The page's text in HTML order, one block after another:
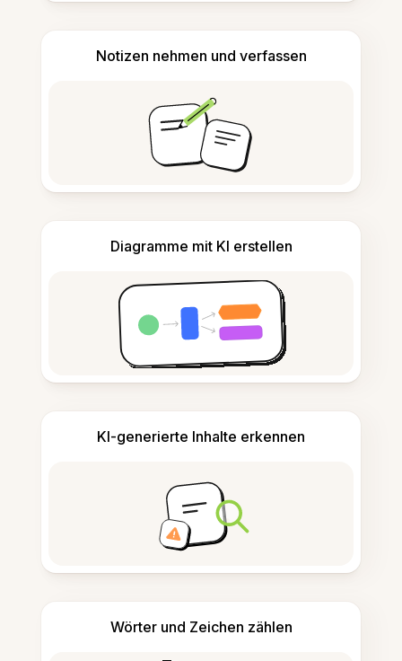
Notizen nehmen und verfassen
Diagramme mit KI erstellen
KI-generierte Inhalte erkennen
Wörter und Zeichen zählen